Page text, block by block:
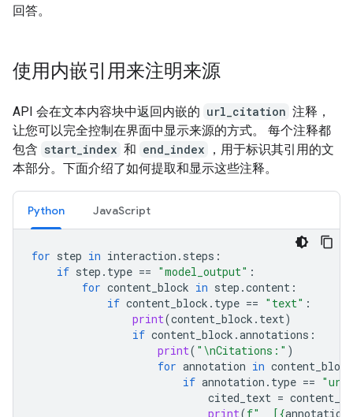
回答。
使用内嵌引用来注明来源
API 会在文本内容块中返回内嵌的 url_citation 注释，
让您可以完全控制在界面中显示来源的方式。 每个注释都
包含 start_index 和 end_index
，用于标识其引用的文
本部分。下面介绍了如何提取和显示这些注释。
Python JavaScript
for step in interaction . steps :
if step . type == "model_output" :
for content_block in step .content :
if content_block . type == "text" :
print(content_block . text)
if content_block .annotations :
print( " \nCitations:" )
for annotation in content_block
if annotation . type ==
cited_text =
print(f"  [{annotation